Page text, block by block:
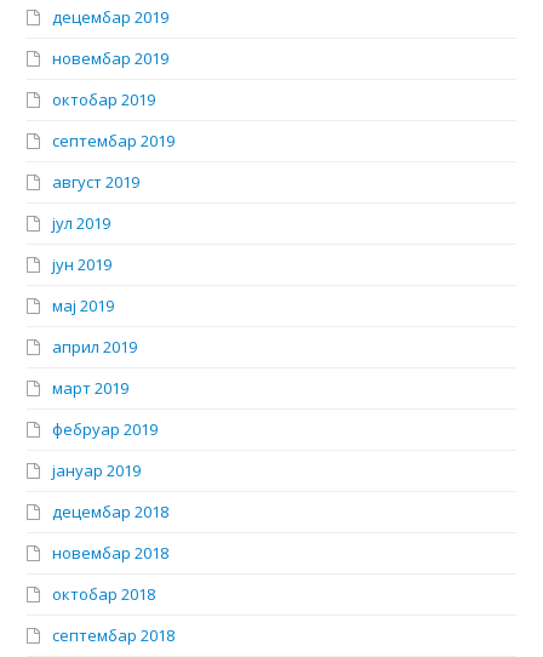
децембар 2019
новембар 2019
октобар 2019
септембар 2019
август 2019
јул 2019
јун 2019
мај 2019
април 2019
март 2019
фебруар 2019
јануар 2019
децембар 2018
новембар 2018
октобар 2018
септембар 2018